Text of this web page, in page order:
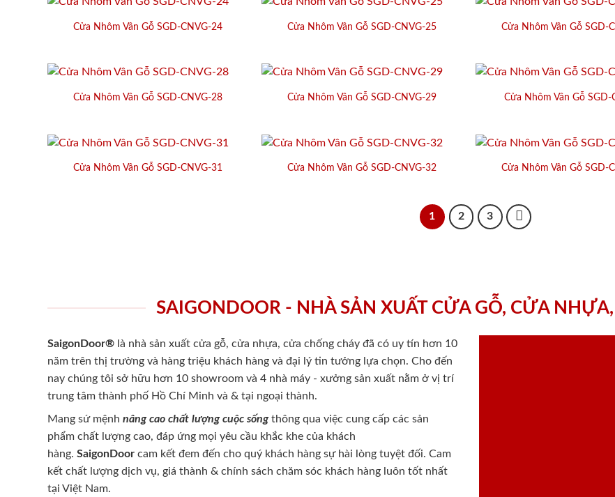
Cửa Nhôm Vân Gỗ SGD-CNVG-24 Cửa Nhôm Vân Gỗ SGD-CNVG-25 Cửa Nhôm Vân Gỗ SGD-
Cửa Nhôm Vân Gỗ SGD-CNVG-28 Cửa Nhôm Vân Gỗ SGD-CNVG-29 Cửa Nhôm Vân Gỗ SGD-
Cửa Nhôm Vân Gỗ SGD-CNVG-31 Cửa Nhôm Vân Gỗ SGD-CNVG-32 Cửa Nhôm Vân Gỗ SGD-
1 2 3
SAIGONDOOR - NHÀ SẢN XUẤT CỬA GỖ, CỬA
SaigonDoor® là nhà sản xuất cửa gỗ, cửa nhựa, cửa chống cháy đã có uy tín hơn 10
năm trên thị trường và hàng triệu khách hàng và đại lý tin tưởng lựa chọn. Cho đến
nay chúng tôi sở hữu hơn 10 showroom và 4 nhà máy - xưởng sản xuất nằm ở vị trí
trung tâm thành phố Hồ Chí Minh và & tại ngoại thành.
Mang sứ mệnh nâng cao chất lượng cuộc sốngthông qua việc cung cấp các sản
phẩm chất lượng cao, đáp ứng mọi yêu cầu khắc khe của khách
hàng. SaigonDoor cam kết đem đến cho quý khách hàng sự hài lòng tuyệt đối. Cam
kết chất lượng dịch vụ, giá thành & chính sách chăm sóc khách hàng luôn tốt nhất
tại Việt Nam.